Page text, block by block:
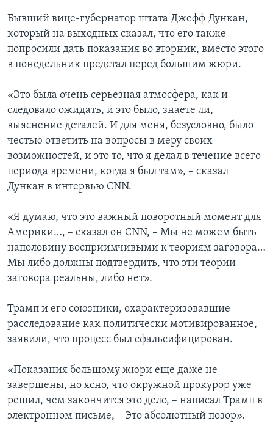
Бывший вице-губернатор штата Джефф Дункан,
который на выходных сказал, что его также
попросили дать показания во вторник, вместо этого
в понедельник предстал перед большим жюри.
«Это была очень серьезная атмосфера, как и
следовало ожидать, и это было, знаете ли,
выяснение деталей. И для меня, безусловно, было
честью ответить на вопросы в меру своих
возможностей, и это то, что я делал в течение всего
периода времени, когда я был там», – сказал
Дункан в интервью CNN.
«Я думаю, что это важный поворотный момент для
Америки…, – сказал он CNN, – Мы не можем быть
наполовину восприимчивыми к теориям заговора…
Мы либо должны подтвердить, что эти теории
заговора реальны, либо нет».
Трамп и его союзники, охарактеризовавшие
расследование как политически мотивированное,
заявили, что процесс был сфальсифицирован.
«Показания большому жюри еще даже не
завершены, но ясно, что окружной прокурор уже
решил, чем закончится это дело, – написал Трамп в
электронном письме, – Это абсолютный позор».